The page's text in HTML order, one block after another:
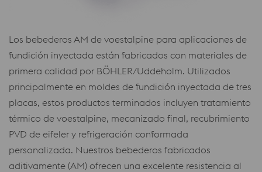
Los bebederos AM de voestalpine para aplicaciones de
fundición inyectada están fabricados con materiales de
primera calidad por BÖHLER/Uddeholm. Utilizados
principalmente en moldes de fundición inyectada de tres
placas, estos productos terminados incluyen tratamiento
térmico de voestalpine, mecanizado final, recubrimiento
PVD de eifeler y refrigeración conformada
personalizada. Nuestros bebederos fabricados
aditivamente (AM) ofrecen una excelente resistencia al